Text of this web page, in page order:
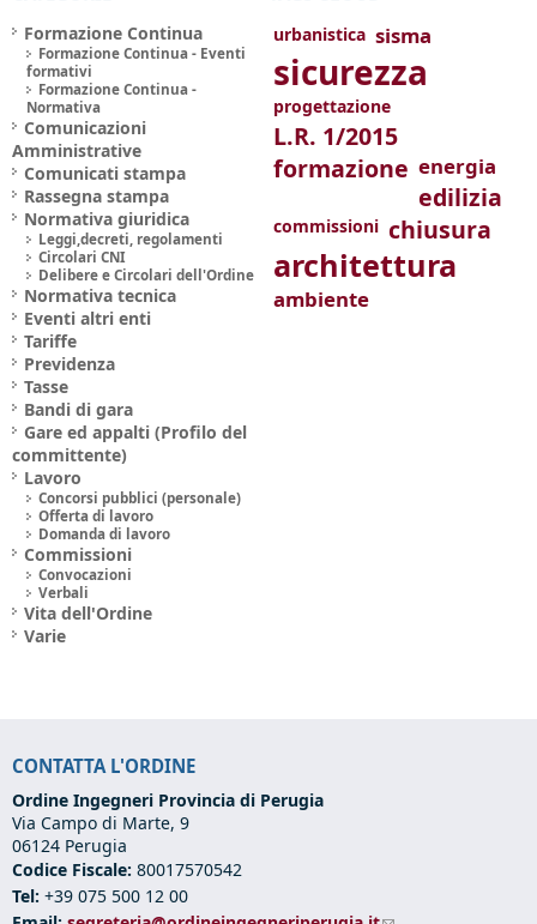
Formazione Continua
Formazione Continua - Eventi
formativi
Formazione Continua -
Normativa
Comunicazioni
Amministrative
Comunicati stampa
Rassegna stampa
Normativa giuridica
Leggi,decreti, regolamenti
Circolari CNI
Delibere e Circolari dell'Ordine
Normativa tecnica
Eventi altri enti
Tariffe
Previdenza
Tasse
Bandi di gara
Gare ed appalti (Profilo del
committente)
Lavoro
Concorsi pubblici (personale)
Offerta di lavoro
Domanda di lavoro
Commissioni
Convocazioni
Verbali
Vita dell'Ordine
Varie
urbanistica sisma
sicurezza
progettazione
L.R. 1/2015
formazione energia
edilizia
commissioni chiusura
architettura
ambiente
CONTATTA L'ORDINE
Ordine Ingegneri Provincia di Perugia
Via Campo di Marte, 9
06124 Perugia
Codice Fiscale: 80017570542
Tel: +39 075 500 12 00